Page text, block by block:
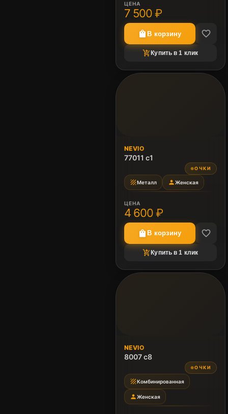
ЦЕНА
7 500 ₽
shopping_bagВ корзину favorite_border
shopping_cart_checkoutКупить в 1 клик
NEVIO
77011 c1
●ОЧКИ
textureМеталл personЖенская
ЦЕНА
4 600 ₽
shopping_bagВ корзину favorite_border
shopping_cart_checkoutКупить в 1 клик
NEVIO
8007 c8
●ОЧКИ
textureКомбинированная
personЖенская